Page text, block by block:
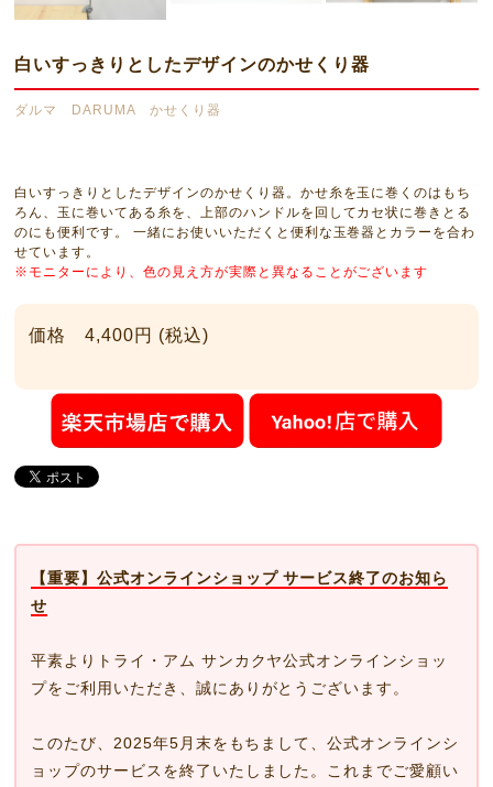
白いすっきりとしたデザインのかせくり器
ダルマ DARUMA かせくり器
白いすっきりとしたデザインのかせくり器。かせ糸を玉に巻くのはもち
ろん、玉に巻いてある糸を、上部のハンドルを回してカセ状に巻きとる
のにも便利です。 一緒にお使いいただくと便利な玉巻器とカラーを合わ
せています。
※モニターにより、色の見え方が実際と異なることがございます
価格 4,400円 (税込)
【重要】公式オンラインショップ サービス終了のお知ら
せ
平素よりトライ・アム サンカクヤ公式オンラインショッ
プをご利用いただき、誠にありがとうございます。
このたび、2025年5月末をもちまして、公式オンラインシ
ョップのサービスを終了いたしました。これまでご愛顧い